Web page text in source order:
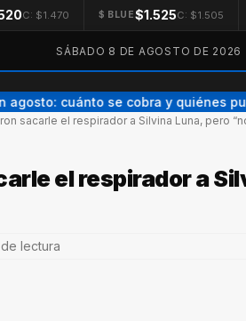
C: $1.470 $ BLUE$1.525C: $1.505
SÁBADO 8 DE AGOSTO DE 2026
agosto: cuánto se cobra y quiénes
sacarle el respirador a Silvina Luna, pero
el respirador a
lectura